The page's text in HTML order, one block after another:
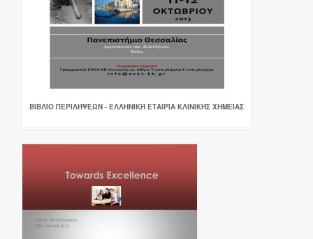
ΒΙΒΛΊΟ ΠΕΡΙΛΉΨΕΩΝ - ΕΛΛΗΝΙΚΉ ΕΤΑΙΡΊΑ ΚΛΙΝΙΚΉΣ ΧΗΜΕΊΑΣ